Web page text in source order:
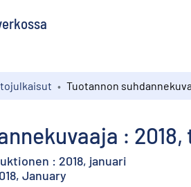
:
: 2018, januari
January